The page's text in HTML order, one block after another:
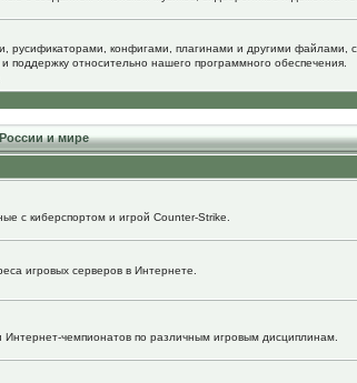
русификаторами, конфигами, плагинами и другими файлами,
относительно нашего программного обеспечения.
и мире
с киберспортом и игрой Counter-Strike.
игровых серверов в Интернете.
чемпионатов по различным игровым дисциплинам.